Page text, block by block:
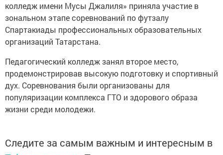
колледж имени Мусы Джалиля» приняла участие в
зональном этапе соревнований по футзалу
Спартакиады профессиональных образовательных
организаций Татарстана.
Педагогический колледж занял второе место,
продемонстрировав высокую подготовку и спортивный
дух. Соревнования были организованы для
популяризации комплекса ГТО и здорового образа
жизни среди молодежи.
Следите за самым важным и интересным в